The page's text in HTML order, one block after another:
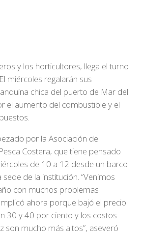
y los horticultores, llega el turno
miércoles regalarán sus
chica del puerto de Mar del
el aumento del combustible y el
por la Asociación de
Costera, que tiene pensado
de 10 a 12 desde un barco
de la institución. “Venimos
con muchos problemas
ahora porque bajó el precio
30 y 40 por ciento y los costos
son mucho más altos”, aseveró